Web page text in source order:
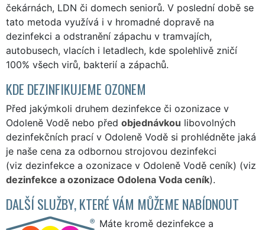
čekárnách, LDN či domech seniorů. V poslední době se
tato metoda využívá i v hromadné dopravě na
dezinfekci a odstranění zápachu v tramvajích,
autobusech, vlacích i letadlech, kde spolehlivě zničí
100% všech virů, bakterií a zápachů.
KDE DEZINFIKUJEME OZONEM
Před jakýmkoli druhem dezinfekce či ozonizace v
Odoleně Vodě nebo před objednávkou libovolných
dezinfekčních prací v Odoleně Vodě si prohlédněte jaká
je naše cena za odbornou strojovou dezinfekci
(viz dezinfekce a ozonizace v Odoleně Vodě ceník) (viz
dezinfekce a ozonizace Odolena Voda ceník).
DALŠÍ SLUŽBY, KTERÉ VÁM MŮŽEME NABÍDNOUT
Máte kromě dezinfekce a